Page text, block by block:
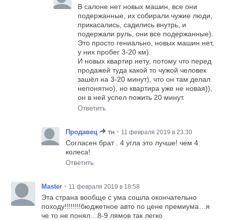
В салоне нет новых машин, все они
подержанные, их собирали чужие люди,
прикасались, садились внутрь, и
подержали руль, они все подержанные).
Это просто гениально, новых машин нет,
у них пробег 3-20 км).
И новых квартир нету, потому что перед
продажей туда какой то чужой человек
зашёл на 3-20 минут), что он там делал
непонятно), но квартира уже не новая)),
он в ней успел пожить 20 минут.
Ответить
Продавец тн • 11 февраля 2019 в 23:30
Согласен брат . 4 угла это лучше! чем 4
колеса!
Ответить
Master • 11 февраля 2019 в 18:58
Эта страна вообще с ума сошла окончательно
походу!!!!!!!!бюджетное авто по цене премиума…я
че то не понял…8-9 лямов так легко